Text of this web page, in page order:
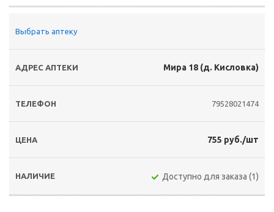
Выбрать аптеку
Мира 18 (д. Кисловка)
79528021474
755 руб./шт
Доступно для заказа (1)